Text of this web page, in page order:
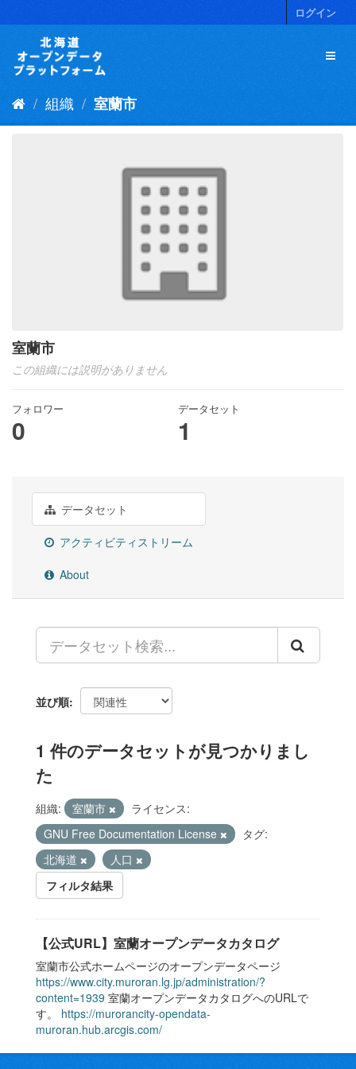
キ
ログイン
組織 室蘭市
室蘭市
この組織には説明がありません
フォロワー
0
データセット
1
データセット
アクティビティストリーム
About
並び順
1 件のデータセットが見つかりまし
た
組織: 室蘭市
ライセンス:
GNU Free Documentation License
タグ:
北海道
人口
フィルタ結果
【公式URL】室蘭オープンデータカタログ
室蘭市公式ホームページのオープンデータページ
https://www.city.muroran.lg.jp/administration/?
content=1939 室蘭オープンデータカタログへのURLで
す。 https://murorancity-opendata-
muroran.hub.arcgis.com/